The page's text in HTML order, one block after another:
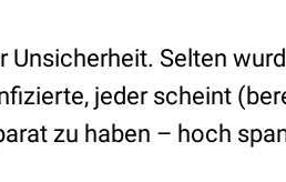
Unsicherheit. Selten
jeder scheint
zu haben – hoch